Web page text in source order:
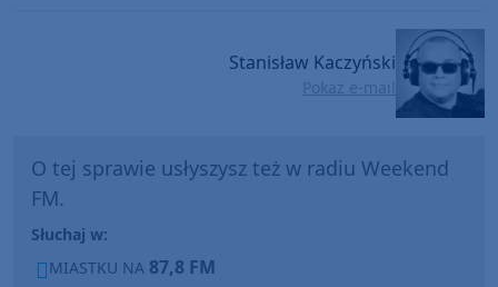
Stanisław Kaczyński
Pokaż e-mail
O tej sprawie usłyszysz też w radiu Weekend
FM.
Słuchaj w:
MIASTKU NA 87,8 FM